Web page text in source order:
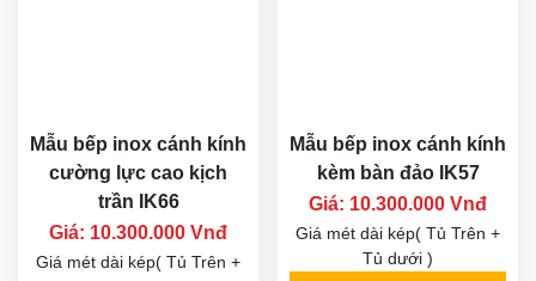
Mẫu bếp inox cánh kính
cường lực cao kịch
trần IK66
Giá: 10.300.000 Vnđ
Giá mét dài kép( Tủ Trên +
Mẫu bếp inox cánh kính
kèm bàn đảo IK57
Giá: 10.300.000 Vnđ
Giá mét dài kép( Tủ Trên +
Tủ dưới )